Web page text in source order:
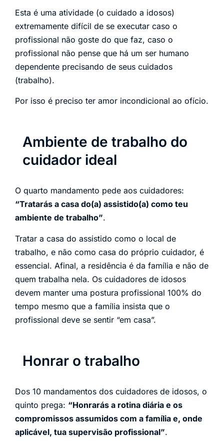
Esta é uma atividade (o cuidado a idosos)
extremamente difícil de se executar caso o
profissional não goste do que faz, caso o
profissional não pense que há um ser humano
dependente precisando de seus cuidados
(trabalho).
Por isso é preciso ter amor incondicional ao ofício.
Ambiente de trabalho do
cuidador ideal
O quarto mandamento pede aos cuidadores:
“Tratarás a casa do(a) assistido(a) como teu
ambiente de trabalho”.
Tratar a casa do assistido como o local de
trabalho, e não como casa do próprio cuidador, é
essencial. Afinal, a residência é da família e não de
quem trabalha nela. Os cuidadores de idosos
devem manter uma postura profissional 100% do
tempo mesmo que a família insista que o
profissional deve se sentir “em casa”.
Honrar o trabalho
Dos 10 mandamentos dos cuidadores de idosos, o
quinto prega: “Honrarás a rotina diária e os
compromissos assumidos com a família e, onde
aplicável, tua supervisão profissional”.